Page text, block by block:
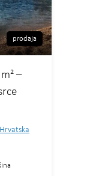
prodaja
–